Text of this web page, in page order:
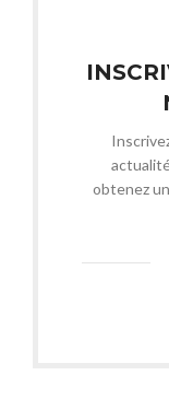
obtenez